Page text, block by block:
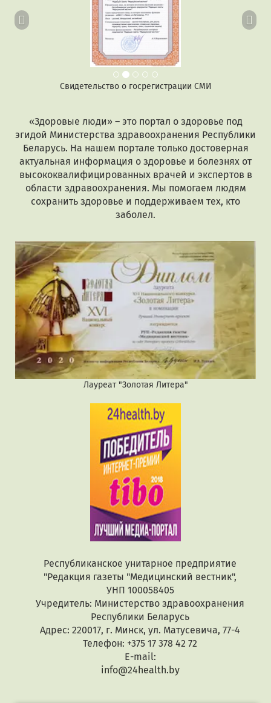
Свидетельство о госрегистрации СМИ
«Здоровые люди» – это портал о здоровье под
эгидой Министерства здравоохранения Республики
Беларусь. На нашем портале только достоверная
актуальная информация о здоровье и болезнях от
высококвалифицированных врачей и экспертов в
области здравоохранения. Мы помогаем людям
сохранить здоровье и поддерживаем тех, кто
заболел.
Лауреат "Золотая Литера"
Республиканское унитарное предприятие
"Редакция газеты "Медицинский вестник",
УНП 100058405
Учредитель: Министерство здравоохранения
Республики Беларусь
Адрес: 220017, г. Минск, ул. Матусевича, 77-4
Телефон: +375 17 378 42 72
E-mail:
info@24health.by